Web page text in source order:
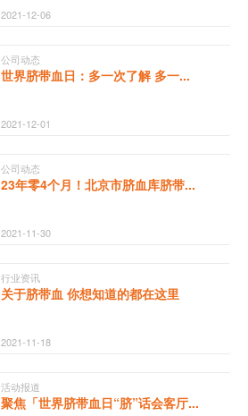
2021-12-06
公司动态
世界脐带血日：多一次了解 多一...
2021-12-01
公司动态
23年零4个月！北京市脐血库脐带...
2021-11-30
行业资讯
关于脐带血 你想知道的都在这里
2021-11-18
活动报道
聚焦「世界脐带血日“脐”话会客厅...